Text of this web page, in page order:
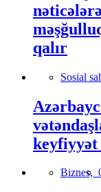
qalır
Sosial
Biznes,